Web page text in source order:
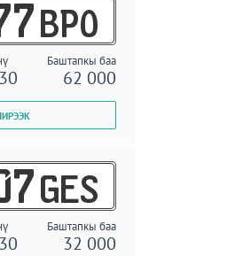
BPO
Баштапкы баа
62 000
GES
Баштапкы баа
32 000